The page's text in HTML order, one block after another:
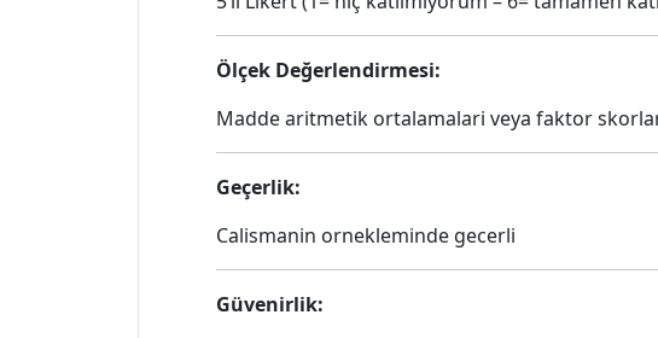
Ölçek Değerlendirmesi:
Madde aritmetik ortalamalari veya faktor
Geçerlik:
Calismanin ornekleminde gecerli
Güvenirlik: